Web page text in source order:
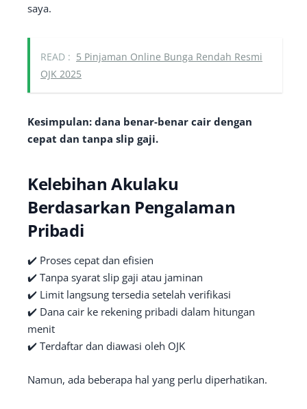
saya.
READ : 5 Pinjaman Online Bunga Rendah Resmi
OJK 2025
Kesimpulan: dana benar-benar cair dengan
cepat dan tanpa slip gaji.
Kelebihan Akulaku
Berdasarkan Pengalaman
Pribadi
✔️ Proses cepat dan efisien
✔️ Tanpa syarat slip gaji atau jaminan
✔️ Limit langsung tersedia setelah verifikasi
✔️ Dana cair ke rekening pribadi dalam hitungan
menit
✔️ Terdaftar dan diawasi oleh OJK
Namun, ada beberapa hal yang perlu diperhatikan.